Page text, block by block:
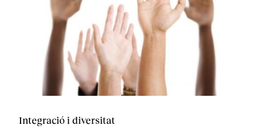
Integració i diversitat